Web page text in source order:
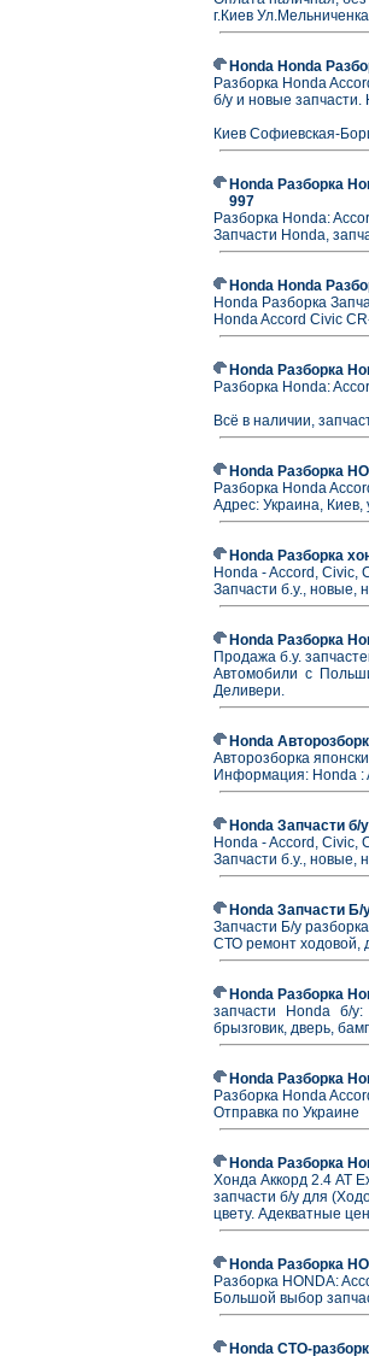
г.Киев
Honda Honda
Разборка Honda
б/у и новые запчасти.
Киев Софиевская-
Honda Разборка
997
Разборка Honda:
Запчасти Honda,
Honda Honda
Honda Разборка
Honda Accord Civic
Honda Разборка
Разборка Honda:
Всё в наличии,
Honda Разборка
Разборка Honda
Адрес: Украина,
Honda Разборка
Honda - Accord, Civic,
Запчасти б.у., новые,
Honda Разборка
Продажа б.у.
Автомобили с
Деливери.
Honda
Авторозборка
Информация: Honda :
Honda Запчасти б/
Honda - Accord, Civic,
Запчасти б.у., новые,
Honda Запчасти Б/
Запчасти Б/у
СТО ремонт ходовой,
Honda Разборка
запчасти Honda б/
брызговик, дверь,
Honda Разборка
Разборка Honda
Отправка по Украине
Honda Разборка
Хонда Аккорд 2.4 АТ
запчасти б/у для
цвету. Адекватные
Honda Разборка
Разборка HONDA:
Большой выбор
Honda СТО-